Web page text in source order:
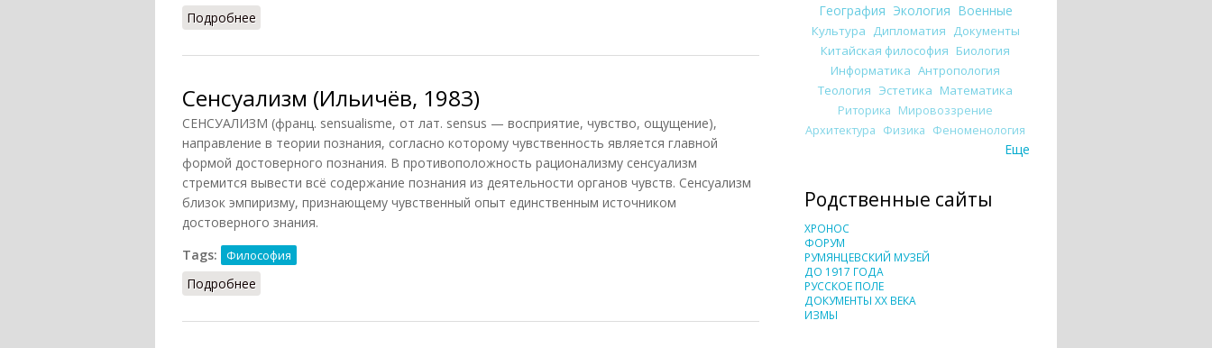
Подробнее
Сенсуализм (Ильичёв, 1983)
СЕНСУАЛИЗМ (франц. sensualisme, от лат. sensus — восприятие, чувство, ощущение),
направление в теории познания, согласно которому чувственность является главной
формой достоверного познания. В противоположность рационализму сенсуализм
стремится вывести всё содержание познания из деятельности органов чувств. Сенсуализм
близок эмпиризму, признающему чувственный опыт единственным источником
достоверного знания.
Tags:
Философия
Подробнее
География Экология Военные
Культура Дипломатия Документы
Китайская философия Биология
Информатика Антропология
Теология Эстетика Математика
Риторика Мировоззрение
Архитектура Физика Феноменология
Еще
Родственные сайты
ХРОНОС
ФОРУМ
РУМЯНЦЕВСКИЙ МУЗЕЙ
ДО 1917 ГОДА
РУССКОЕ ПОЛЕ
ДОКУМЕНТЫ XX ВЕКА
ИЗМЫ